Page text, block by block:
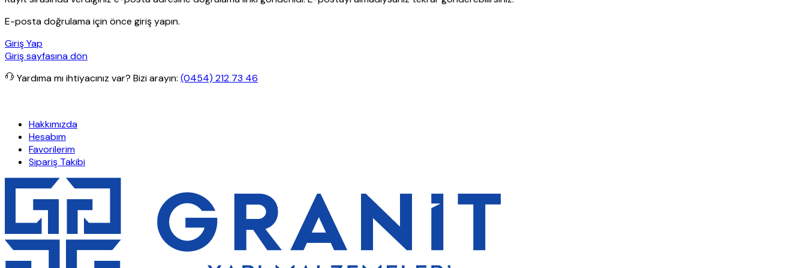
E-posta doğrulama için önce giriş yapın.
Giriş Yap
Giriş sayfasına dön
Yardıma mı ihtiyacınız var? Bizi arayın: (0454) 212 73 46
Hakkımızda
Hesabım
Favorilerim
Sipariş Takibi